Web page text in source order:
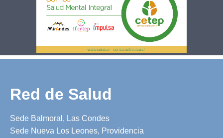
Red de Salud
Sede Balmoral, Las Condes
Sede Nueva Los Leones, Providencia